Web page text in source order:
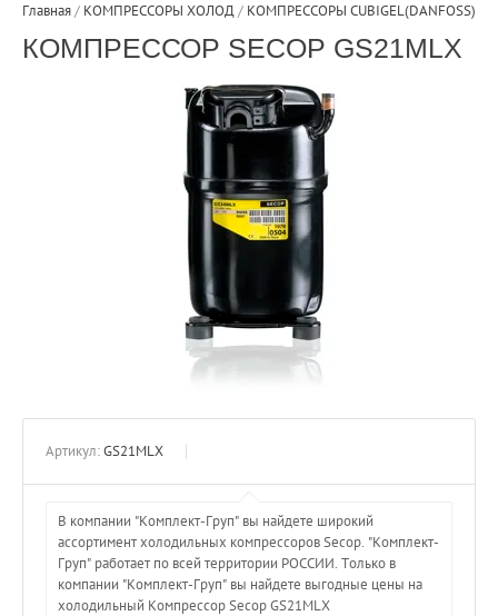
Главная/ КОМПРЕССОРЫ ХОЛОД/ КОМПРЕССОРЫ CUBIGEL(DANFOSS)
КОМПРЕССОР SECOP GS21MLX
Артикул:GS21MLX
В компании "Комплект-Груп" вы найдете широкий
ассортимент холодильных компрессоров Secop. "Комплект-
Груп" работает по всей территории РОССИИ. Только в
компании "Комплект-Груп" вы найдете выгодные цены на
холодильный Компрессор Secop GS21MLX